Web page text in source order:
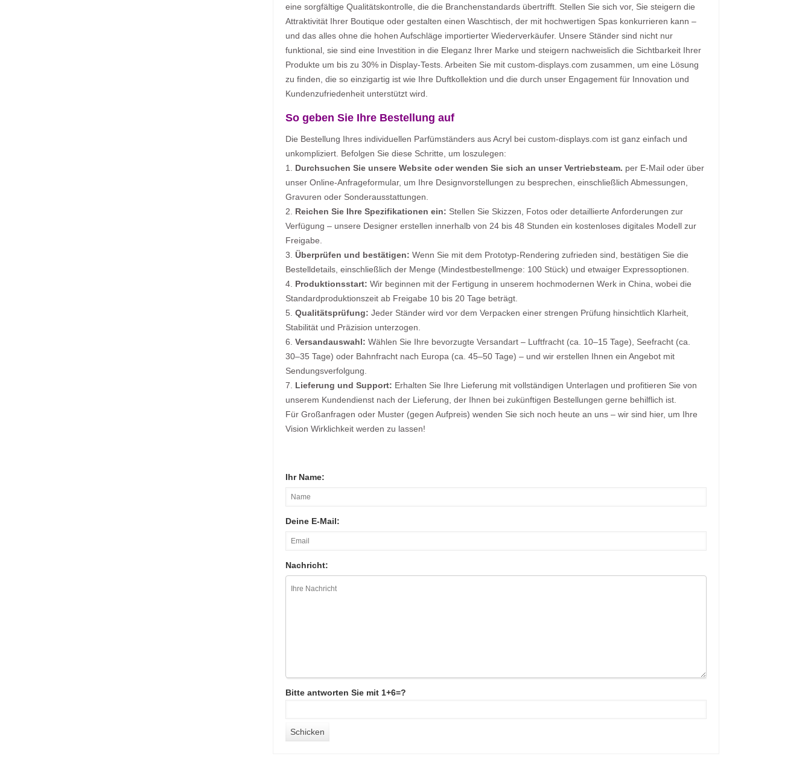
eine sorgfältige Qualitätskontrolle, die die Branchenstandards übertrifft. Stellen Sie sich vor, Sie steigern die
Attraktivität Ihrer Boutique oder gestalten einen Waschtisch, der mit hochwertigen Spas konkurrieren kann –
und das alles ohne die hohen Aufschläge importierter Wiederverkäufer. Unsere Ständer sind nicht nur
funktional, sie sind eine Investition in die Eleganz Ihrer Marke und steigern nachweislich die Sichtbarkeit Ihrer
Produkte um bis zu 30% in Display-Tests. Arbeiten Sie mit custom-displays.com zusammen, um eine Lösung
zu finden, die so einzigartig ist wie Ihre Duftkollektion und die durch unser Engagement für Innovation und
Kundenzufriedenheit unterstützt wird.
So geben Sie Ihre Bestellung auf
Die Bestellung Ihres individuellen Parfümständers aus Acryl bei custom-displays.com ist ganz einfach und
unkompliziert. Befolgen Sie diese Schritte, um loszulegen:
1. Durchsuchen Sie unsere Website oder wenden Sie sich an unser Vertriebsteam. per E-Mail oder über
unser Online-Anfrageformular, um Ihre Designvorstellungen zu besprechen, einschließlich Abmessungen,
Gravuren oder Sonderausstattungen.
2. Reichen Sie Ihre Spezifikationen ein: Stellen Sie Skizzen, Fotos oder detaillierte Anforderungen zur
Verfügung – unsere Designer erstellen innerhalb von 24 bis 48 Stunden ein kostenloses digitales Modell zur
Freigabe.
3. Überprüfen und bestätigen: Wenn Sie mit dem Prototyp-Rendering zufrieden sind, bestätigen Sie die
Bestelldetails, einschließlich der Menge (Mindestbestellmenge: 100 Stück) und etwaiger Expressoptionen.
4. Produktionsstart: Wir beginnen mit der Fertigung in unserem hochmodernen Werk in China, wobei die
Standardproduktionszeit ab Freigabe 10 bis 20 Tage beträgt.
5. Qualitätsprüfung: Jeder Ständer wird vor dem Verpacken einer strengen Prüfung hinsichtlich Klarheit,
Stabilität und Präzision unterzogen.
6. Versandauswahl: Wählen Sie Ihre bevorzugte Versandart – Luftfracht (ca. 10–15 Tage), Seefracht (ca.
30–35 Tage) oder Bahnfracht nach Europa (ca. 45–50 Tage) – und wir erstellen Ihnen ein Angebot mit
Sendungsverfolgung.
7. Lieferung und Support: Erhalten Sie Ihre Lieferung mit vollständigen Unterlagen und profitieren Sie von
unserem Kundendienst nach der Lieferung, der Ihnen bei zukünftigen Bestellungen gerne behilflich ist.
Für Großanfragen oder Muster (gegen Aufpreis) wenden Sie sich noch heute an uns – wir sind hier, um Ihre
Vision Wirklichkeit werden zu lassen!
Ihr Name:
Deine E-Mail:
Nachricht:
Bitte antworten Sie mit 1+6=?